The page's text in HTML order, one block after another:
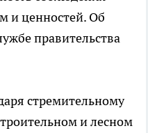
и ценностей. Об
правительства
стремительному
и лесном